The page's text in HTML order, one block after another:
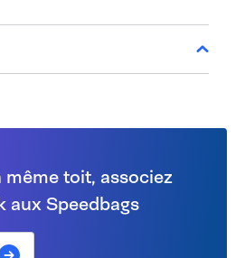
même toit, associez
aux Speedbags